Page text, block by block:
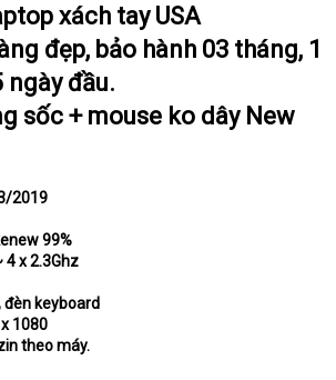
xách tay USA
đẹp, bảo hành 03 tháng, 1
ngày đầu.
sốc + mouse ko dây New
2019
99%
4 x 2.3Ghz
đèn keyboard
x 1080
theo máy.